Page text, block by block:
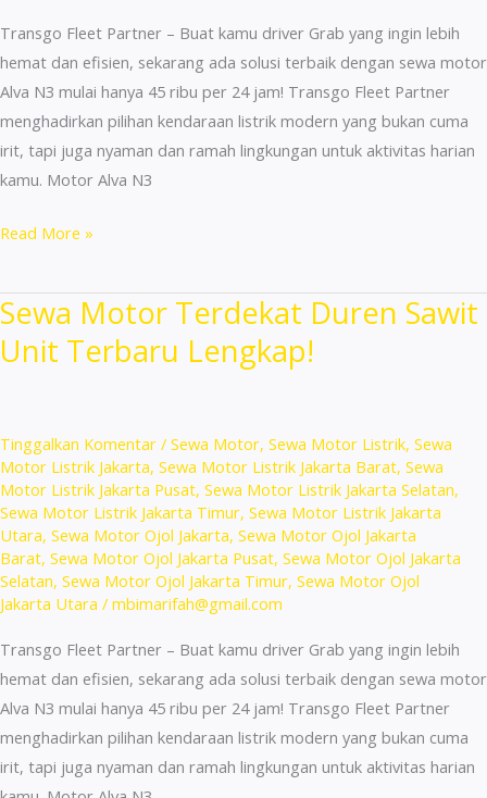
Transgo Fleet Partner – Buat kamu driver Grab yang ingin lebih
hemat dan efisien, sekarang ada solusi terbaik dengan sewa motor
Alva N3 mulai hanya 45 ribu per 24 jam! Transgo Fleet Partner
menghadirkan pilihan kendaraan listrik modern yang bukan cuma
irit, tapi juga nyaman dan ramah lingkungan untuk aktivitas harian
kamu. Motor Alva N3
Sewa
Terdekat
Kayu
Putih
Read More »
Sewa Motor Terdekat Duren Sawit
Unit Terbaru Lengkap!
Tinggalkan Komentar / Sewa Motor, Sewa Motor Listrik, Sewa
Motor Listrik Jakarta, Sewa Motor Listrik Jakarta Barat, Sewa
Motor Listrik Jakarta Pusat, Sewa Motor Listrik Jakarta Selatan,
Sewa Motor Listrik Jakarta Timur, Sewa Motor Listrik Jakarta
Utara, Sewa Motor Ojol Jakarta, Sewa Motor Ojol Jakarta
Barat, Sewa Motor Ojol Jakarta Pusat, Sewa Motor Ojol Jakarta
Selatan, Sewa Motor Ojol Jakarta Timur, Sewa Motor Ojol
Jakarta Utara / mbimarifah@gmail.com
Transgo Fleet Partner – Buat kamu driver Grab yang ingin lebih
hemat dan efisien, sekarang ada solusi terbaik dengan sewa motor
Alva N3 mulai hanya 45 ribu per 24 jam! Transgo Fleet Partner
menghadirkan pilihan kendaraan listrik modern yang bukan cuma
irit, tapi juga nyaman dan ramah lingkungan untuk aktivitas harian